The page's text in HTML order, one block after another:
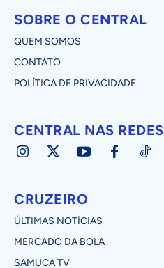
SOBRE O CENTRAL
QUEM SOMOS
CONTATO
POLÍTICA DE PRIVACIDADE
CENTRAL NAS REDES
CRUZEIRO
ÚLTIMAS NOTÍCIAS
MERCADO DA BOLA
SAMUCA TV